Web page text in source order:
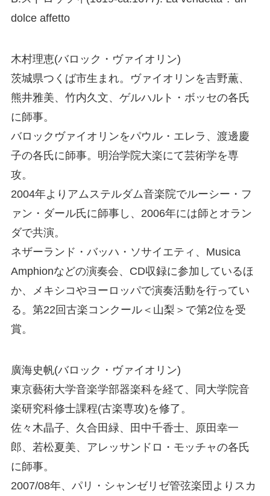
dolce affetto
木村理恵(バロック・ヴァイオリン)
茨城県つくば市生まれ。ヴァイオリンを吉野薫、
熊井雅美、竹内久文、ゲルハルト・ボッセの各氏
に師事。
バロックヴァイオリンをパウル・エレラ、渡邊慶
子の各氏に師事。明治学院大楽にて芸術学を専
攻。
2004年よりアムステルダム音楽院でルーシー・フ
ァン・ダール氏に師事し、2006年には師とオラン
ダで共演。
ネザーランド・バッハ・ソサイエティ、Musica
Amphionなどの演奏会、CD収録に参加しているほ
か、メキシコやヨーロッパで演奏活動を行ってい
る。第22回古楽コンクール＜山梨＞で第2位を受
賞。
廣海史帆(バロック・ヴァイオリン)
東京藝術大学音楽学部器楽科を経て、同大学院音
楽研究科修士課程(古楽専攻)を修了。
佐々木晶子、久合田緑、田中千香士、原田幸一
郎、若松夏美、アレッサンドロ・モッチャの各氏
に師事。
2007/08年、パリ・シャンゼリゼ管弦楽団よりスカ